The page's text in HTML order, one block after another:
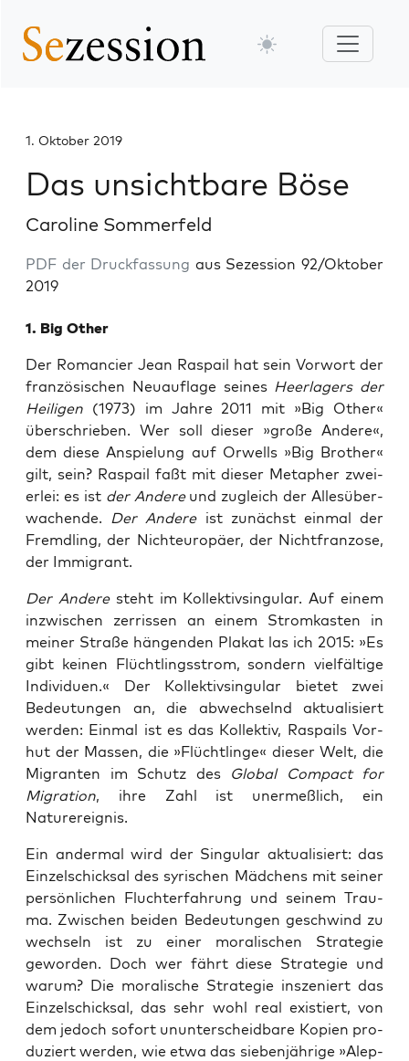
1. Oktober 2019
Das unsichtbare Böse
Caroline Sommerfeld
PDF der Druckfassung aus Sezession 92/Oktober
2019
1. Big Other
Der Roman­cier Jean Ras­pail hat sein Vor­wort der
fran­zö­si­schen Neu­auf­la­ge sei­nes Heer­la­gers der
Hei­li­gen (1973) im Jah­re 2011 mit »Big Other«
über­schrie­ben. Wer soll die­ser »gro­ße Ande­re«,
dem die­se Anspie­lung auf Orwells »Big Brot­her«
gilt, sein? Ras­pail faßt mit die­ser Meta­pher zwei­
er­lei: es ist der Ande­reund zugleich der Alles­über­
wa­chen­de. Der Ande­reist zunächst ein­mal der
Fremd­ling, der Nicht­eu­ro­pä­er, der Nicht­fran­zo­se,
der Immigrant.
Der Ande­resteht im Kol­lek­tiv­sin­gu­lar. Auf einem
inzwi­schen zer­ris­sen an einem Strom­kas­ten in
mei­ner Stra­ße hän­gen­den Pla­kat las ich 2015: »Es
gibt kei­nen Flücht­lings­strom, son­dern viel­fäl­ti­ge
Indi­vi­du­en.« Der Kol­lek­tiv­sin­gu­lar bie­tet zwei
Bedeu­tun­gen an, die abwech­selnd aktua­li­siert
wer­den: Ein­mal ist es das Kol­lek­tiv, Ras­pails Vor­
hut der Mas­sen, die »Flücht­lin­ge« die­ser Welt, die
Migran­ten im Schutz des Glo­bal Com­pact for
Migra­ti­on, ihre Zahl ist uner­meß­lich, ein
Naturereignis.
Ein ander­mal wird der Sin­gu­lar aktua­li­siert: das
Ein­zel­schick­sal des syri­schen Mäd­chens mit sei­ner
per­sön­li­chen Flucht­er­fah­rung und sei­nem Trau­
ma. Zwi­schen bei­den Bedeu­tun­gen geschwind zu
wech­seln ist zu einer mora­li­schen Stra­te­gie
gewor­den. Doch wer fährt die­se Stra­te­gie und
war­um? Die mora­li­sche Stra­te­gie insze­niert das
Ein­zel­schick­sal, das sehr wohl real exis­tiert, von
dem jedoch sofort unun­ter­scheid­ba­re Kopien pro­
du­ziert wer­den, wie etwa das sie­ben­jäh­ri­ge »Alep­